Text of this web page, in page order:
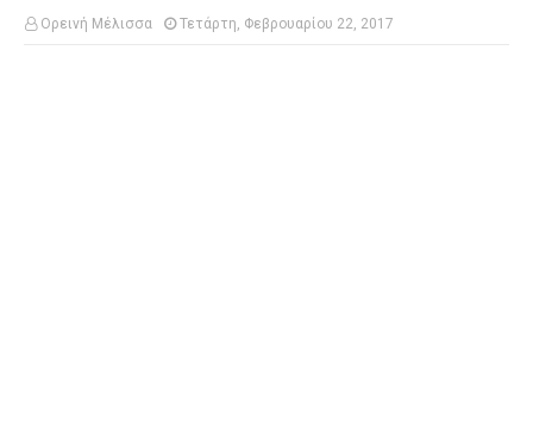
Ορεινή Μέλισσα Τετάρτη, Φεβρουαρίου 22, 2017